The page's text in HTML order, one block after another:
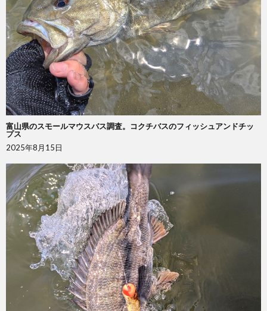
富山県のスモールマウスバス調査。コクチバスのフィッシュアンドチッ
プス
2025年8月15日